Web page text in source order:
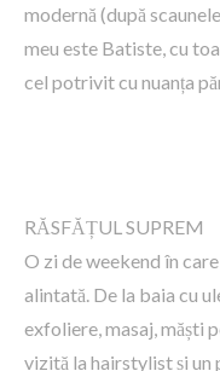
modernă (după
meu este Batiste, cu
cel potrivit cu nuanța
RĂSFĂȚUL SUPREM
O zi de weekend în
alintată. De la baia cu
exfoliere, masaj, măști
vizită la hairstylist și un